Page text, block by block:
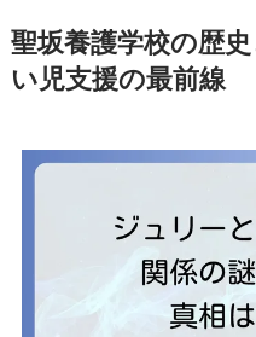
聖坂養護学校の歴
い児支援の最前線